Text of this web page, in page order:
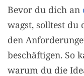
Bevor du dich an
wagst, solltest
den
beschäftigen. So
warum du die